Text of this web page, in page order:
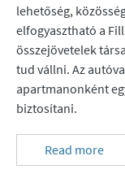
lehetőség,
elfogyasztható a
összejövetelek
tud vállni. Az
apartmanonként
biztosítani.
Read more